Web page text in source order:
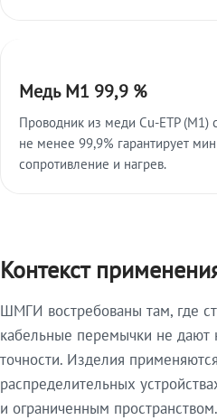
Медь М1 99,9 %
Проводник из меди Cu-ETP
не менее 99,9% гарантирует
сопротивление и нагрев.
Контекст
ШМГИ востребованы там, где
кабельные перемычки не дают
точности. Изделия
распределительных
и ограниченным пространством.